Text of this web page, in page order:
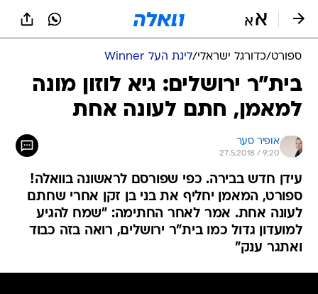
ספורט/כדורגל ישראלי/ליגת העל Winner
בית"ר ירושלים: גיא לוזון מונה
למאמן, חתם לעונה אחת
אופיר סער
27.5.2018 / 9:20
עידן חדש בבירה. כפי שפורסם לראשונה בוואלה!
ספורט, המאמן יחליף את בני בן זקן אחרי שחתם
לעונה אחת. אמר לאחר החתימה: "שמח להגיע
למועדון גדול כמו בית"ר ירושלים, רואה בזה כבוד
ואתגר ענק"